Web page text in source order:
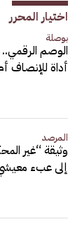
اختيار المحرر
بوصلة
الوصم الرقمي..
أداة للإنصاف
المرصد
وثيقة “غير
إلى عبء